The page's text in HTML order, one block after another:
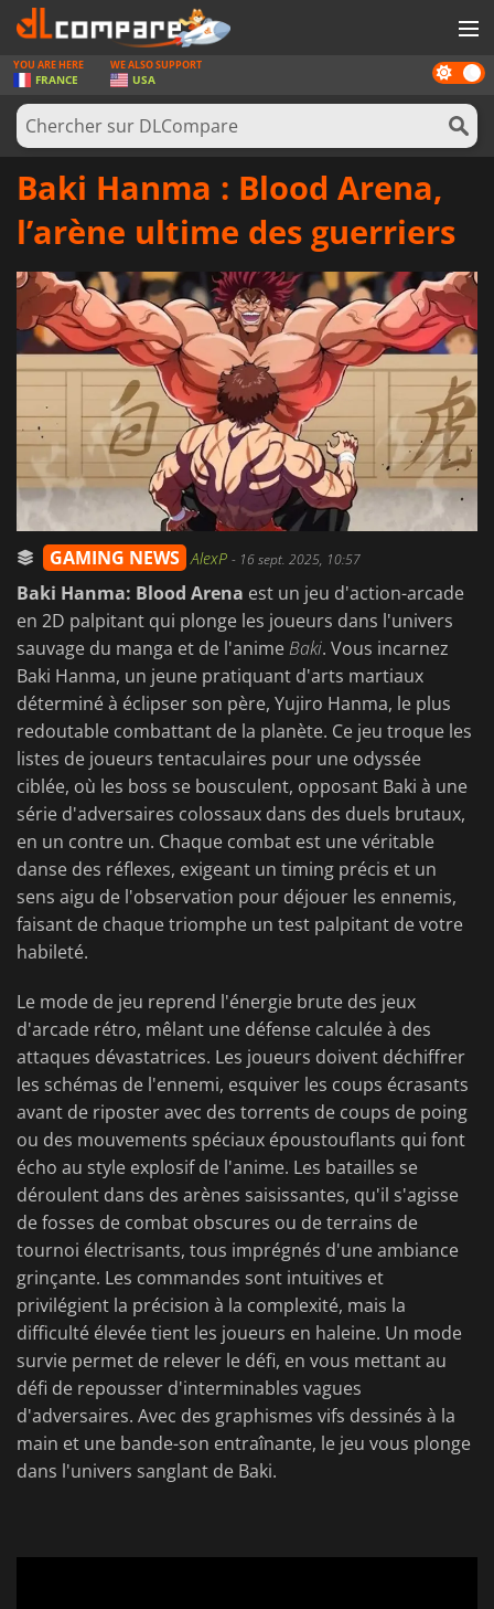
JEUX
CARTES PRÉPAYÉES
LOGICIELS
NEWS
SE CONNECTER OU S'INSCRIRE
Dark
mode
YOU ARE HERE
FRANCE
WE ALSO SUPPORT
USA
Baki Hanma : Blood Arena,
l’arène ultime des guerriers
GAMING NEWS AlexP - 16 sept. 2025, 10:57
Baki Hanma: Blood Arena est un jeu d'action-arcade
en 2D palpitant qui plonge les joueurs dans l'univers
sauvage du manga et de l'animeBaki. Vous incarnez
Baki Hanma, un jeune pratiquant d'arts martiaux
déterminé à éclipser son père, Yujiro Hanma, le plus
redoutable combattant de la planète. Ce jeu troque les
listes de joueurs tentaculaires pour une odyssée
ciblée, où les boss se bousculent, opposant Baki à une
série d'adversaires colossaux dans des duels brutaux,
en un contre un. Chaque combat est une véritable
danse des réflexes, exigeant un timing précis et un
sens aigu de l'observation pour déjouer les ennemis,
faisant de chaque triomphe un test palpitant de votre
habileté.
Le mode de jeu reprend l'énergie brute des jeux
d'arcade rétro, mêlant une défense calculée à des
attaques dévastatrices. Les joueurs doivent déchiffrer
les schémas de l'ennemi, esquiver les coups écrasants
avant de riposter avec des torrents de coups de poing
ou des mouvements spéciaux époustouflants qui font
écho au style explosif de l'anime. Les batailles se
déroulent dans des arènes saisissantes, qu'il s'agisse
de fosses de combat obscures ou de terrains de
tournoi électrisants, tous imprégnés d'une ambiance
grinçante. Les commandes sont intuitives et
privilégient la précision à la complexité, mais la
difficulté élevée tient les joueurs en haleine. Un mode
survie permet de relever le défi, en vous mettant au
défi de repousser d'interminables vagues
d'adversaires. Avec des graphismes vifs dessinés à la
main et une bande-son entraînante, le jeu vous plonge
dans l'univers sanglant de Baki.